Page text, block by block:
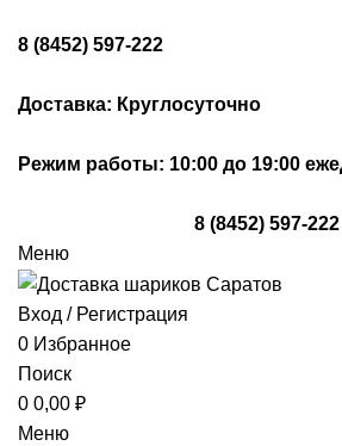
8 (8452) 597-222
Доставка: Круглосуточно
Режим работы: 10:00 до 19:00
8 (8452) 597-222
Меню
Вход / Регистрация
0 Избранное
Поиск
0 0,00 ₽
Меню